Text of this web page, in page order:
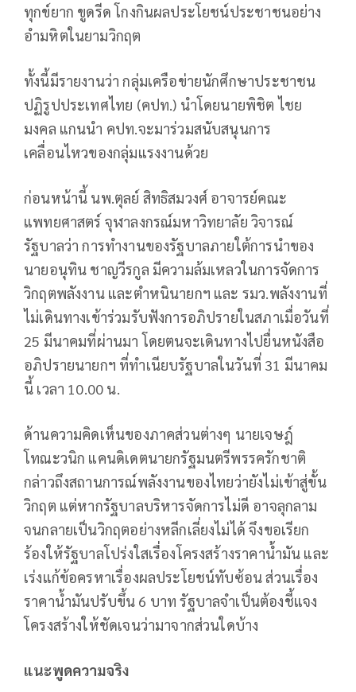
ทุกข์ยาก ขูดรีด โกงกินผลประโยชน์ประชาชนอย่าง
อำมหิตในยามวิกฤต
ทั้งนี้มีรายงานว่า กลุ่มเครือข่ายนักศึกษาประชาชน
ปฏิรูปประเทศไทย (คปท.) นำโดยนายพิชิต ไชย
มงคล แกนนำ คปท.จะมาร่วมสนับสนุนการ
เคลื่อนไหวของกลุ่มแรงงานด้วย
ก่อนหน้านี้ นพ.ตุลย์ สิทธิสมวงศ์ อาจารย์คณะ
แพทยศาสตร์ จุฬาลงกรณ์มหาวิทยาลัย วิจารณ์
รัฐบาลว่า การทำงานของรัฐบาลภายใต้การนำของ
นายอนุทิน ชาญวีรกูล มีความล้มเหลวในการจัดการ
วิกฤตพลังงาน และตำหนินายกฯ และ รมว.พลังงานที่
ไม่เดินทางเข้าร่วมรับฟังการอภิปรายในสภาเมื่อวันที่
25 มีนาคมที่ผ่านมา โดยตนจะเดินทางไปยื่นหนังสือ
อภิปรายนายกฯ ที่ทำเนียบรัฐบาลในวันที่ 31 มีนาคม
นี้ เวลา 10.00 น.
ด้านความคิดเห็นของภาคส่วนต่างๆ นายเจษฎ์
โทณะวนิก แคนดิเดตนายกรัฐมนตรีพรรครักชาติ
กล่าวถึงสถานการณ์พลังงานของไทยว่ายังไม่เข้าสู่ขั้น
วิกฤต แต่หากรัฐบาลบริหารจัดการไม่ดี อาจลุกลาม
จนกลายเป็นวิกฤตอย่างหลีกเลี่ยงไม่ได้ จึงขอเรียก
ร้องให้รัฐบาลโปร่งใสเรื่องโครงสร้างราคาน้ำมัน และ
เร่งแก้ข้อครหาเรื่องผลประโยชน์ทับซ้อน ส่วนเรื่อง
ราคาน้ำมันปรับขึ้น 6 บาท รัฐบาลจำเป็นต้องชี้แจง
โครงสร้างให้ชัดเจนว่ามาจากส่วนใดบ้าง
แนะพูดความจริง